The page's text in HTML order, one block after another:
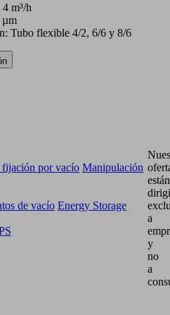
m³/h
µm
Tubo flexible 4/2, 6/6 y 8/6
fijación por vacío Manipulación
de vacío Energy Storage
están
a
y
no
a